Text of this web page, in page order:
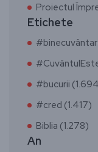
Proiectul
Etichete
#bucurii
#cred (1.417)
Biblia (1.278)
An